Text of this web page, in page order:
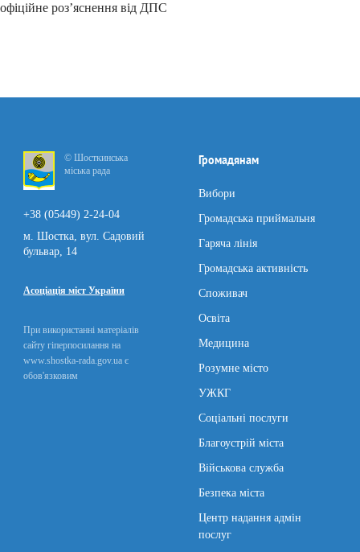
офіційне роз’яснення від ДПС
© Шосткинська
міська рада
+38 (05449) 2-24-04
м. Шостка, вул. Садовий
бульвар, 14
Асоціація міст України
При використанні матеріалів
сайту гіперпосилання на
www.shostka-rada.gov.ua є
обов'язковим
Громадянам
Вибори
Громадська приймальня
Гаряча лінія
Громадська активність
Споживач
Освіта
Медицина
Розумне місто
УЖКГ
Соціальні послуги
Благоустрій міста
Військова служба
Безпека міста
Центр надання адмін
послуг